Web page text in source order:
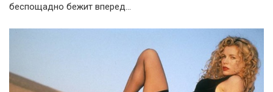
беспощадно бежит вперед…